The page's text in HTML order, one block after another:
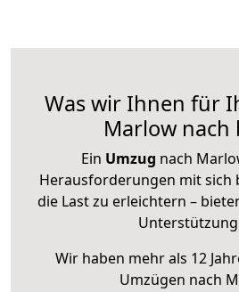
Was wir Ihnen für
Marlow nach
Ein Umzug nach
Herausforderungen mit sich
die Last zu erleichtern –
Wir haben mehr als 12
Umzügen nach